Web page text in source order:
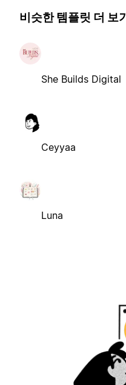
비슷한 템플릿 더 보기
She Builds Digital
Ceyyaa
Luna